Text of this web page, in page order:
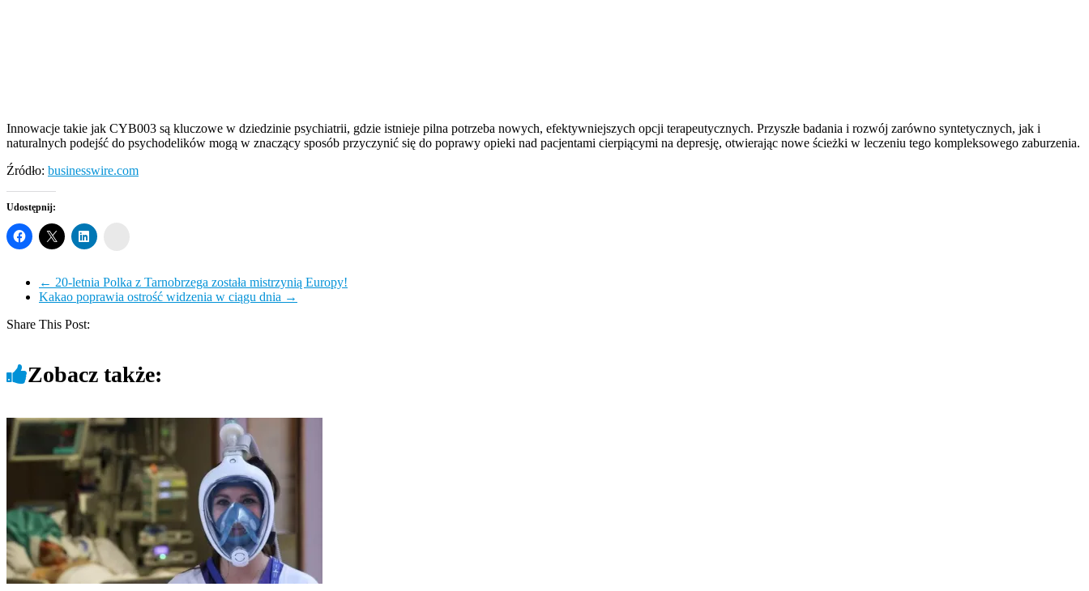
Innowacje takie jak CYB003 są kluczowe w dziedzinie psychiatrii, gdzie istnieje pilna potrzeba nowych, efektywniejszych opcji terapeutycznych. Przyszłe badania i rozwój zarówno syntetycznych, jak i
naturalnych podejść do psychodelików mogą w znaczący sposób przyczynić się do poprawy opieki nad pacjentami cierpiącymi na depresję, otwierając nowe ścieżki w leczeniu tego kompleksowego zaburzenia.
Źródło: businesswire.com
Udostępnij:
← 20-letnia Polka z Tarnobrzega została mistrzynią Europy!
Kakao poprawia ostrość widzenia w ciągu dnia →
Share This Post:
Zobacz także: